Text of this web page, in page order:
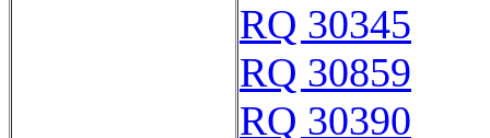
RQ 30345
RQ 30859
RQ 30390